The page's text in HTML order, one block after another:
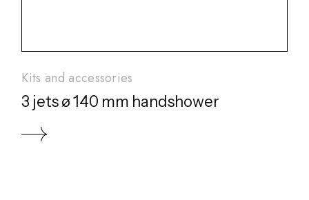
Kits and accessories
3 jets ø 140 mm handshower